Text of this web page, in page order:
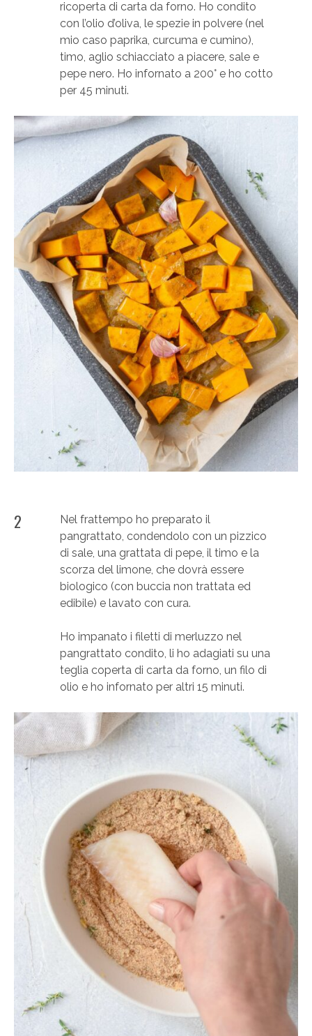
ricoperta di carta da forno. Ho condito
con l’olio d’oliva, le spezie in polvere (nel
mio caso paprika, curcuma e cumino),
timo, aglio schiacciato a piacere, sale e
pepe nero. Ho infornato a 200° e ho cotto
per 45 minuti.
2
Nel frattempo ho preparato il
pangrattato, condendolo con un pizzico
di sale, una grattata di pepe, il timo e la
scorza del limone, che dovrà essere
biologico (con buccia non trattata ed
edibile) e lavato con cura.
Ho impanato i filetti di merluzzo nel
pangrattato condito, li ho adagiati su una
teglia coperta di carta da forno, un filo di
olio e ho infornato per altri 15 minuti.